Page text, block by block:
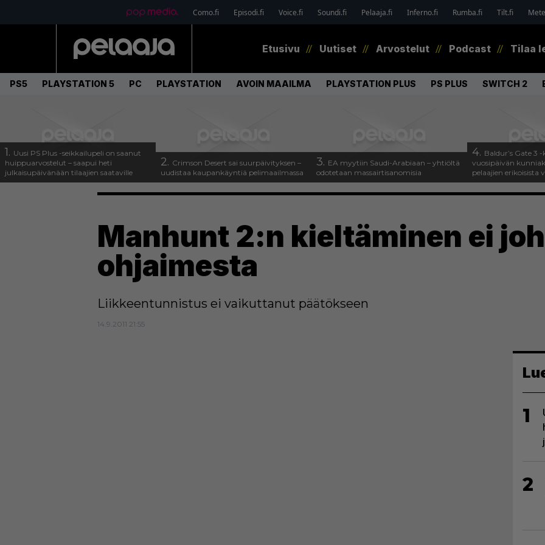
Como.fi Episodi.fi Voice.fi Soundi.fi Pelaaja.fi Inferno.fi Rumba.fi Tilt.fi
Etusivu Uutiset Arvostelut Podcast Tilaa
PS5 PLAYSTATION 5 PC PLAYSTATION AVOIN MAAILMA PLAYSTATION PLUS PS PLUS SWITCH 2
1. Uusi PS Plus -seikkailupeli on saanut
huippuarvostelut – saapui heti
julkaisupäivänään tilaajien saataville
2. Crimson Desert sai suurpäivityksen –
uudistaa kaupankäyntiä pelimaailmassa
3. EA myytiin Saudi-Arabiaan – yhtiöltä
odotetaan massairtisanomisia
4. Baldur’s Gate 3
vuosipäivän
pelaajien erikoisista
Manhunt 2:n kieltäminen ei
ohjaimesta
Liikkeentunnistus ei vaikuttanut päätökseen
14.9.2011 21:55
1
2